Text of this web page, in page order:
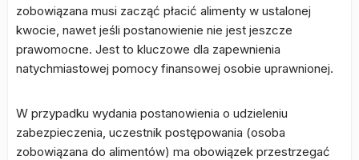
zobowiązana musi zacząć płacić alimenty w ustalonej
kwocie, nawet jeśli postanowienie nie jest jeszcze
prawomocne. Jest to kluczowe dla zapewnienia
natychmiastowej pomocy finansowej osobie uprawnionej.
W przypadku wydania postanowienia o udzieleniu
zabezpieczenia, uczestnik postępowania (osoba
zobowiązana do alimentów) ma obowiązek przestrzegać